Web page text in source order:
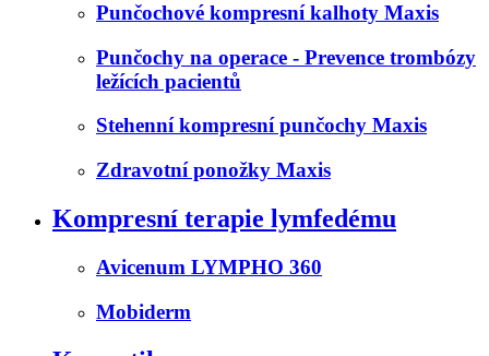
Punčochové kompresní kalhoty Maxis
Punčochy na operace - Prevence trombózy
ležících pacientů
Stehenní kompresní punčochy Maxis
Zdravotní ponožky Maxis
Kompresní terapie lymfedému
Avicenum LYMPHO 360
Mobiderm